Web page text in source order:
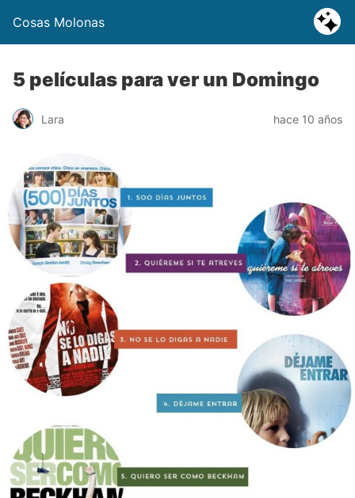
Cosas Molonas
5 películas para ver un Domingo
Lara hace 10 años